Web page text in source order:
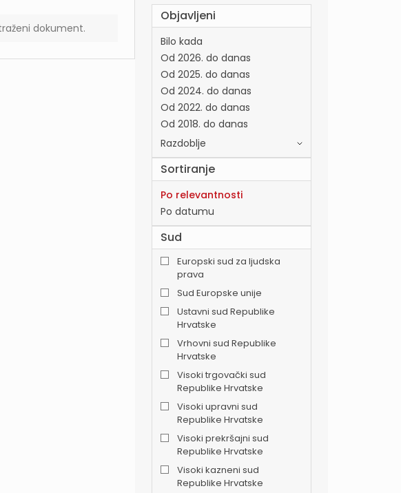
dokument.
Objavljeni
Bilo kada
Od 2026. do danas
Od 2025. do danas
Od 2024. do danas
Od 2022. do danas
Od 2018. do danas
Razdoblje
Sortiranje
Po relevantnosti
Po datumu
Sud
Europski sud za ljudska
prava
Sud Europske unije
Ustavni sud Republike
Hrvatske
Vrhovni sud Republike
Hrvatske
Visoki trgovački sud
Republike Hrvatske
Visoki upravni sud
Republike Hrvatske
Visoki prekršajni sud
Republike Hrvatske
Visoki kazneni sud
Republike Hrvatske